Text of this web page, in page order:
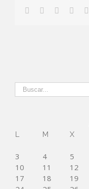
L M X
3
4 5
10
11 12
17
18 19